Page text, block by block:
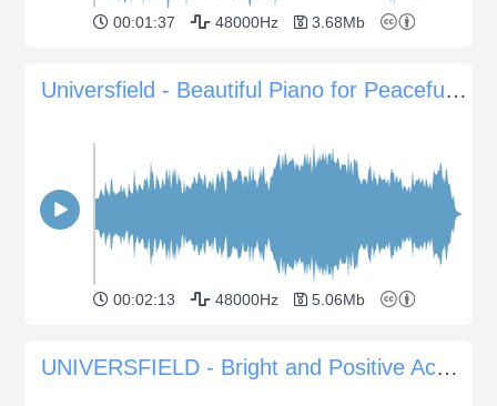
00:01:37 48000Hz 3.68Mb
Universfield - Beautiful Piano for Peaceful Moments
00:02:13 48000Hz 5.06Mb
UNIVERSFIELD - Bright and Positive Acoustic Melody